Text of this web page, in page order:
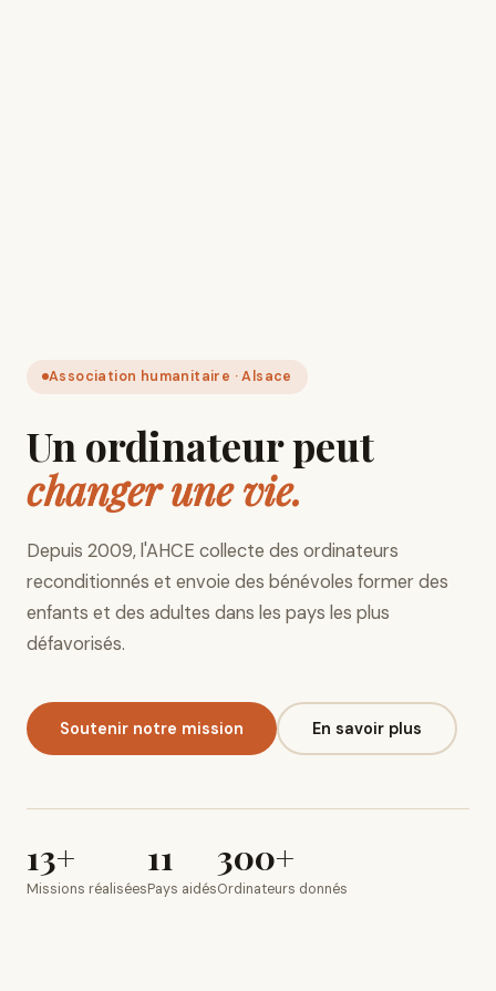
Association humanitaire · Alsace
Un ordinateur peut
changer une vie.
Depuis 2009, l'AHCE collecte des ordinateurs
reconditionnés et envoie des bénévoles former des
enfants et des adultes dans les pays les plus
défavorisés.
Soutenir notre mission En savoir plus
13+
Missions réalisées
11
Pays aidés
300+
Ordinateurs donnés